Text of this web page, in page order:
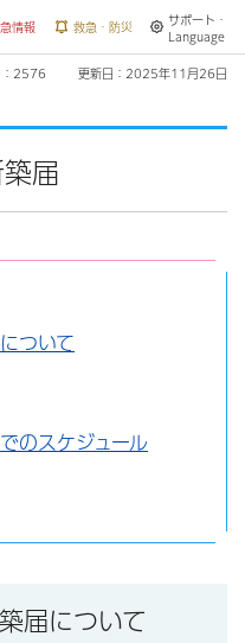
情報 救急・防災
サポート・
Language
：2576 更新日：2025年11月26日
届
ついて
のスケジュール
届について